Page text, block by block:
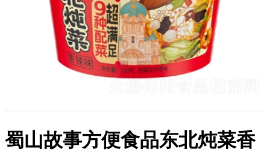
蜀山故事方便食品东北炖菜香